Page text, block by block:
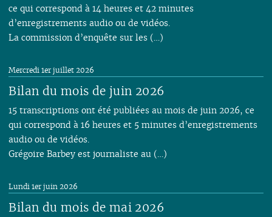
ce qui correspond à 14 heures et 42 minutes
d’enregistrements audio ou de vidéos.
La commission d’enquête sur les (…)
Bilan du mois de juin 2026
Mercredi 1er juillet 2026
15 transcriptions ont été publiées au mois de juin 2026, ce
qui correspond à 16 heures et 5 minutes d’enregistrements
audio ou de vidéos.
Grégoire Barbey est journaliste au (…)
Bilan du mois de mai 2026
Lundi 1er juin 2026